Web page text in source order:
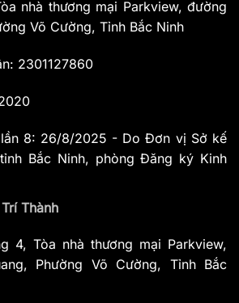
nhà thương mại Parkview, đường
Võ Cường, Tỉnh Bắc Ninh
2301127860
8: 26/8/2025 - Do Đơn vị Sở kế
Bắc Ninh, phòng Đăng ký Kinh
Thành
4, Tòa nhà thương mại Parkview,
Phường Võ Cường, Tỉnh Bắc